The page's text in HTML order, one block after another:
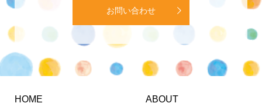
お問い合わせ
HOME ABOUT